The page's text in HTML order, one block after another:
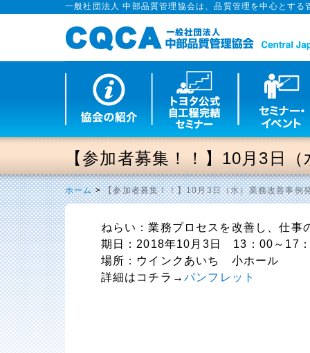
一般社団法人 中部品質管理協会は、品質管理を中心とす
【参加者募集！！】10月3日
ホーム>【参加者募集！！】10月3日（水）業務改善事例
ねらい：業務プロセスを改善し、仕事
期日：2018年10月3日 13：00～17
場所：ウインクあいち 小ホール
詳細はコチラ→ パンフレット